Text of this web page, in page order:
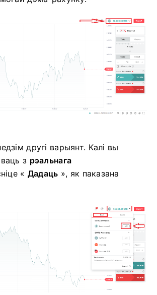
другі варыянт. Калі вы
з рэальнага
« Дадаць », як паказана